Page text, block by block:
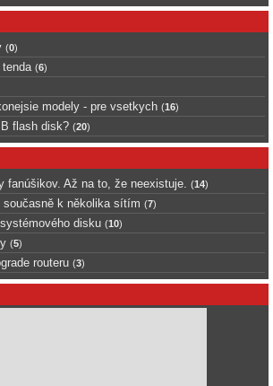
(0)
(6)
modely - pre vsetkych (16)
flash disk? (20)
fanúšikov. Až na to, že neexistuje. (14)
současně k několika sítím (7)
disku (10)
(5)
routeru (3)